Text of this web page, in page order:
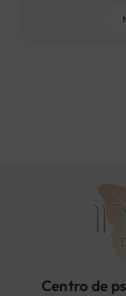
Centro de